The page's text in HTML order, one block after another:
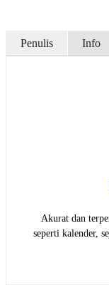
Penulis Info
Akurat dan
seperti kalender,